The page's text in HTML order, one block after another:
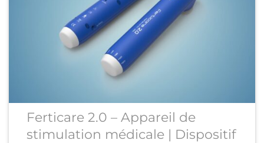
Ferticare 2.0 – Appareil de
stimulation médicale | Dispositif